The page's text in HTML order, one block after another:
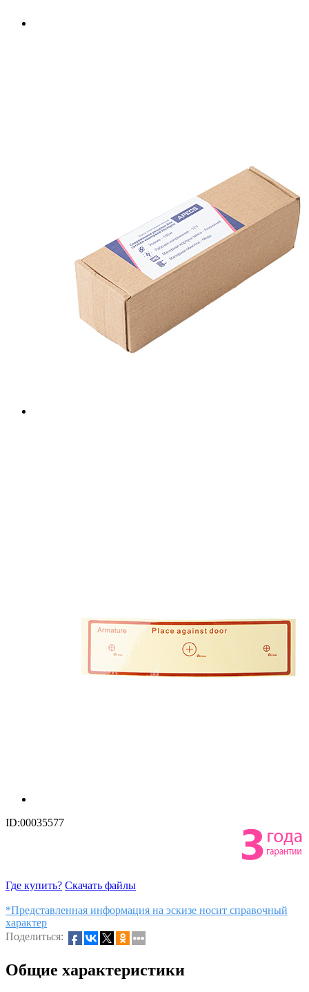
ID:00035577
Где купить? Скачать файлы
*Представленная информация на эскизе носит справочный
характер
Поделиться:
Общие характеристики